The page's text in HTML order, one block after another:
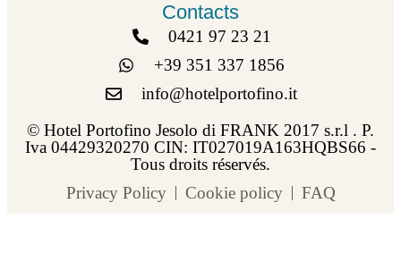
Contacts
0421 97 23 21
+39 351 337 1856
info@hotelportofino.it
© Hotel Portofino Jesolo di FRANK 2017 s.r.l . P.
Iva 04429320270 CIN: IT027019A163HQBS66 -
Tous droits réservés.
Privacy Policy
Cookie policy FAQ